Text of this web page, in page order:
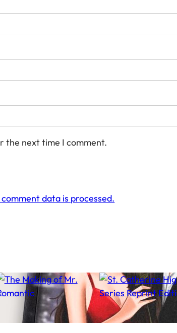
the next time I comment.
data is processed.